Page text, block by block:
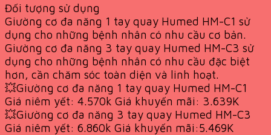
Đối tượng sử dụng
Giường cơ đa năng 1 tay quay Humed HM-C1 sử
dụng cho những bệnh nhân có nhu cầu cơ bản.
Giường cơ đa năng 3 tay quay Humed HM-C3 sử
dụng cho những bệnh nhân có nhu cầu đặc biệt
hơn, cần chăm sóc toàn diện và linh hoạt.
💥Giường cơ đa năng 1 tay quay Humed HM-C1
Giá niêm yết: 4.570k Giá khuyến mãi: 3.639K
💥Giường cơ đa năng 3 tay quay Humed HM-C3
Giá niêm yết: 6.860k Giá khuyến mãi:5.469K